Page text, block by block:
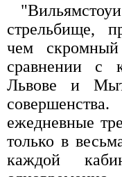
стрельбище,
чем
сравнении с
Львове и
ежедневные
только в
каждой